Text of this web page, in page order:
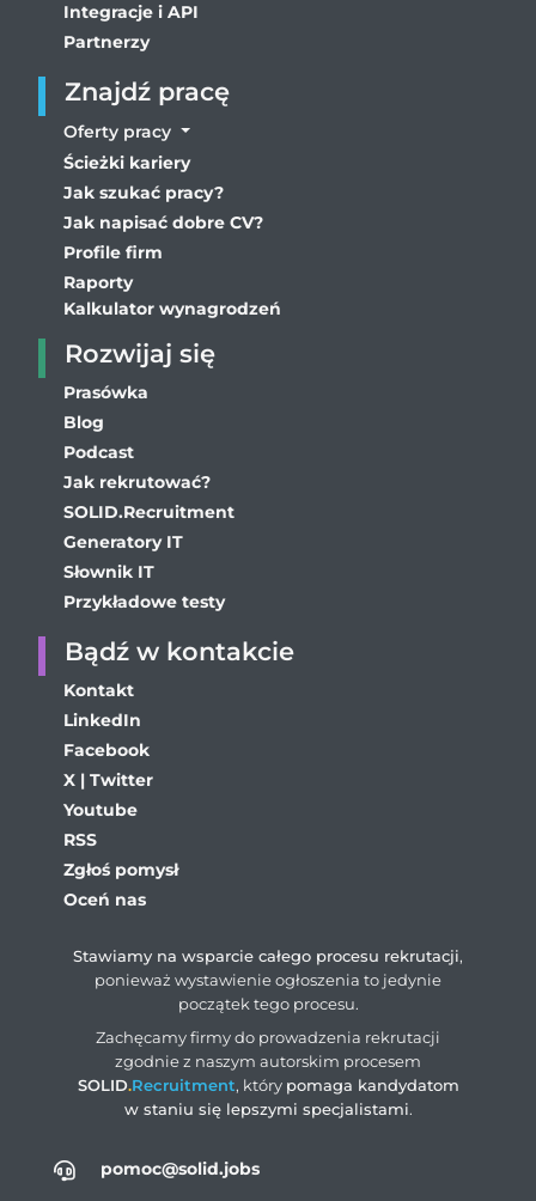
pomoc@solid.jobs
Integracje i API
Partnerzy
Znajdź pracę
Oferty pracy
Ścieżki kariery
Jak szukać pracy?
Jak napisać dobre CV?
Profile firm
Raporty
Kalkulator wynagrodzeń
Rozwijaj się
Prasówka
Blog
Podcast
Jak rekrutować?
SOLID.Recruitment
Generatory IT
Słownik IT
Przykładowe testy
Bądź w kontakcie
Kontakt
LinkedIn
Facebook
X | Twitter
Youtube
RSS
Zgłoś pomysł
Oceń nas
Stawiamy na wsparcie całego procesu rekrutacji,
ponieważ wystawienie ogłoszenia to jedynie
początek tego procesu.
Zachęcamy firmy do prowadzenia rekrutacji
zgodnie z naszym autorskim procesem
SOLID.Recruitment, który pomaga kandydatom
w staniu się lepszymi specjalistami.